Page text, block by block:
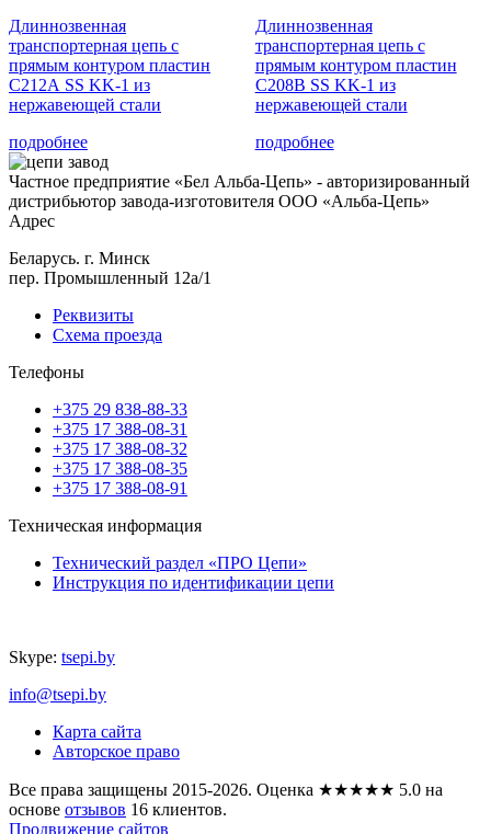
Длиннозвенная
транспортерная цепь c
прямым контуром пластин
С212А SS KK-1 из
нержавеющей стали
подробнее
Длиннозвенная
транспортерная цепь c
прямым контуром пластин
C208B SS KK-1 из
нержавеющей стали
подробнее
Частное предприятие «Бел Альба-Цепь» - авторизированный
дистрибьютор завода-изготовителя ООО «Альба-Цепь»
Адрес
Беларусь. г. Минск
пер. Промышленный 12а/1
Реквизиты
Схема проезда
Телефоны
+375 29 838-88-33
+375 17 388-08-31
+375 17 388-08-32
+375 17 388-08-35
+375 17 388-08-91
Техническая информация
Технический раздел «ПРО Цепи»
Инструкция по идентификации цепи
Skype: tsepi.by
info@tsepi.by
Карта сайта
Авторское право
Все права защищены 2015-2026. Оценка ★★★★★ 5.0 на
основе отзывов 16 клиентов.
Продвижение сайтов